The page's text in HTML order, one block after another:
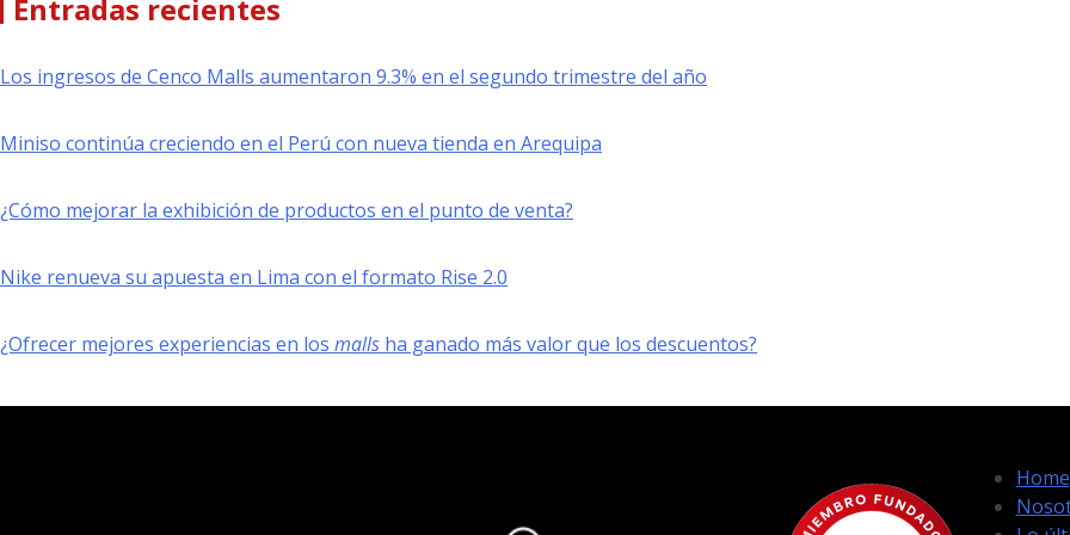
Entradas recientes
Los ingresos de Cenco Malls aumentaron 9.3% en el segundo trimestre del año
Miniso continúa creciendo en el Perú con nueva tienda en Arequipa
¿Cómo mejorar la exhibición de productos en el punto de venta?
Nike renueva su apuesta en Lima con el formato Rise 2.0
¿Ofrecer mejores experiencias en los malls ha ganado más valor que los descuentos?
Home